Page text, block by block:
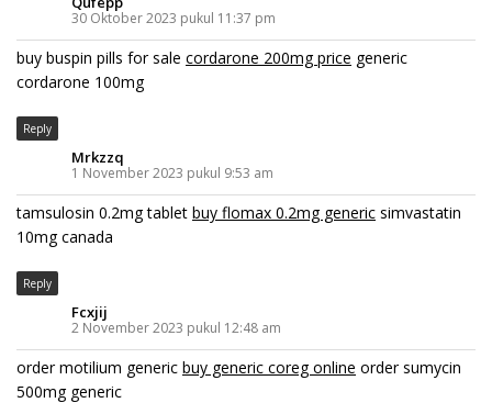
30 Oktober 2023 pukul 11:37 pm
buy buspin pills for sale cordarone 200mg price generic
cordarone 100mg
Reply
Mrkzzq
1 November 2023 pukul 9:53 am
tamsulosin 0.2mg tablet buy flomax 0.2mg generic simvastatin
10mg canada
Reply
Fcxjij
2 November 2023 pukul 12:48 am
order motilium generic buy generic coreg online order sumycin
500mg generic